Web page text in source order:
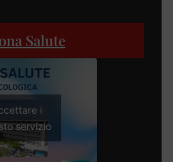
Salute
i
servizio